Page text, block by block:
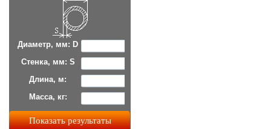
Диаметр, мм: D
Стенка, мм: S
Длина, м:
Масса, кг: